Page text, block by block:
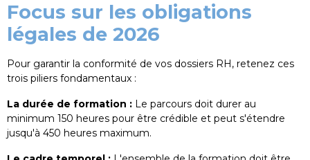
Focus sur les obligations
légales de 2026
Pour garantir la conformité de vos dossiers RH, retenez ces
trois piliers fondamentaux :
La durée de formation : Le parcours doit durer au
minimum 150 heures pour être crédible et peut s'étendre
jusqu'à 450 heures maximum.